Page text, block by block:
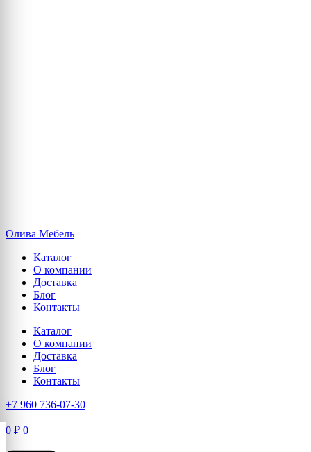
Олива Мебель
Каталог
О компании
Доставка
Блог
Контакты
Каталог
О компании
Доставка
Блог
Контакты
+7 960 736-07-30
0 ₽ 0